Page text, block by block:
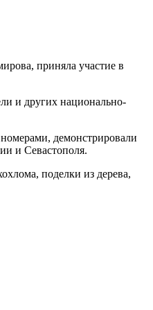
приняла участие в
и других национально-
демонстрировали
и Севастополя.
поделки из дерева,